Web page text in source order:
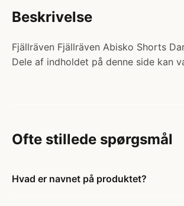
Beskrivelse
Fjällräven Fjällräven Abisko Shorts
Dele af indholdet på denne side kan
Ofte stillede spørgsmål
Hvad er navnet på produktet?